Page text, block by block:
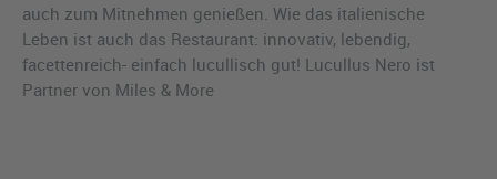
auch zum Mitnehmen genießen. Wie das italienische
Leben ist auch das Restaurant: innovativ, lebendig,
facettenreich- einfach lucullisch gut! Lucullus Nero ist
Partner von Miles & More